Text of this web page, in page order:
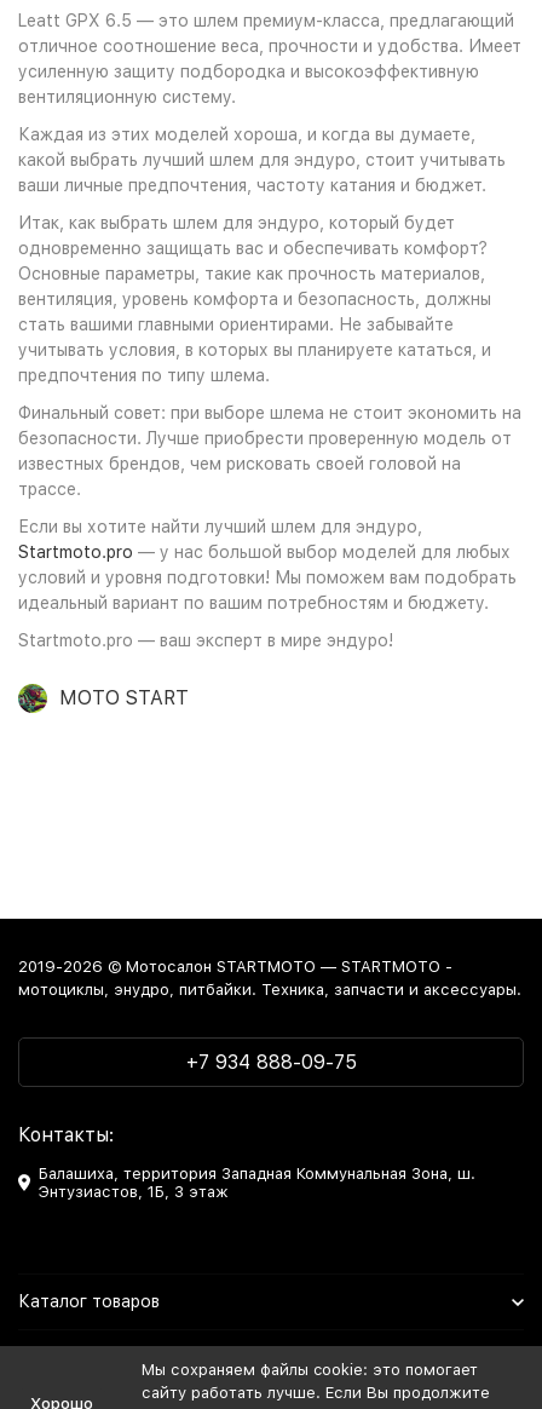
Leatt GPX 6.5 — это шлем премиум-класса, предлагающий
отличное соотношение веса, прочности и удобства. Имеет
усиленную защиту подбородка и высокоэффективную
вентиляционную систему.
Каждая из этих моделей хороша, и когда вы думаете,
какой выбрать лучший шлем для эндуро, стоит учитывать
ваши личные предпочтения, частоту катания и бюджет.
Итак, как выбрать шлем для эндуро, который будет
одновременно защищать вас и обеспечивать комфорт?
Основные параметры, такие как прочность материалов,
вентиляция, уровень комфорта и безопасность, должны
стать вашими главными ориентирами. Не забывайте
учитывать условия, в которых вы планируете кататься, и
предпочтения по типу шлема.
Финальный совет: при выборе шлема не стоит экономить на
безопасности. Лучше приобрести проверенную модель от
известных брендов, чем рисковать своей головой на
трассе.
Если вы хотите найти лучший шлем для эндуро,
Startmoto.pro — у нас большой выбор моделей для любых
условий и уровня подготовки! Мы поможем вам подобрать
идеальный вариант по вашим потребностям и бюджету.
Startmoto.pro — ваш эксперт в мире эндуро!
MOTO START
2019-2026 © Мотосалон STARTMOTO — STARTMOTO -
мотоциклы, энудро, питбайки. Техника, запчасти и аксессуары.
+7 934 888-09-75
Контакты:
Балашиха, территория Западная Коммунальная Зона, ш.
Энтузиастов, 1Б, 3 этаж
Каталог товаров
Хорошо
Мы сохраняем файлы cookie: это помогает
сайту работать лучше. Если Вы продолжите